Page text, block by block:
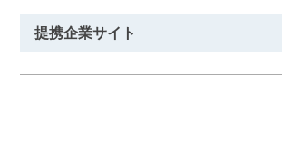
提携企業サイト